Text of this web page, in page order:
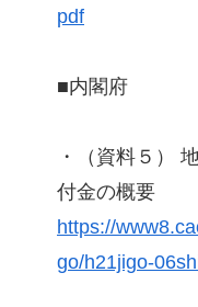
pdf
■内閣府
・（資料５）
付金の概要
https://
go/h21jigo-